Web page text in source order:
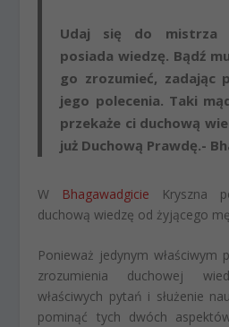
Udaj się do mistrza
posiada wiedzę. Bądź
go zrozumieć, zadając
jego polecenia. Taki
przekaże ci duchową
już Duchową Prawdę.-
W Bhagawadgicie Kryszna
duchową wiedzę od żyjącego
Ponieważ jedynym właściwym
zrozumienia duchowej
właściwych pytań i służenie
pominąć tych dwóch